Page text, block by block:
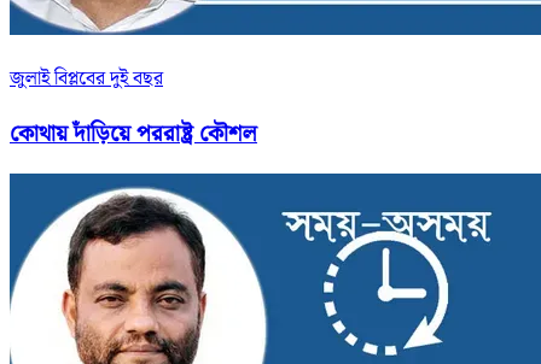
জুলাই বিপ্লবের দুই বছর
কোথায় দাঁড়িয়ে পররাষ্ট্র কৌশল